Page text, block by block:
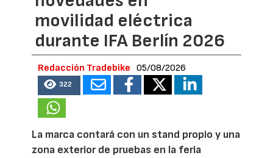
movilidad eléctrica
durante IFA Berlín 2026
Redacción Tradebike 05/08/2026
322
La marca contará con un stand propio y una
zona exterior de pruebas en la feria